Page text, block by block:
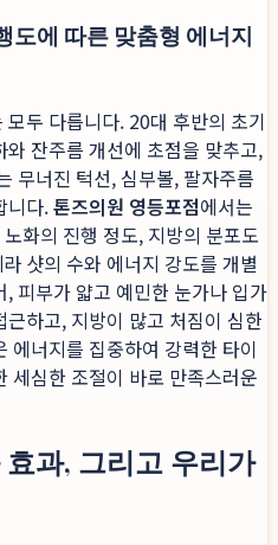
도에 따른 맞춤형 에너지
두 다릅니다. 20대 후반의 초기
잔주름 개선에 초점을 맞추고,
무너진 턱선, 심부볼, 팔자주름
니다.톤즈의원 영등포점에서는
화의 진행 정도, 지방의 분포도
샷의 수와 에너지 강도를 개별
피부가 얇고 예민한 눈가나 입가
하고, 지방이 많고 처짐이 심한
에너지를 집중하여 강력한 타이
세심한 조절이 바로 만족스러운
과, 그리고 우리가